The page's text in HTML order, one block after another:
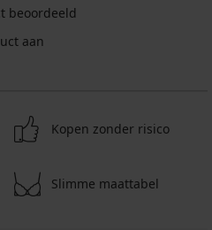
beoordeeld
aan
Kopen zonder risico
Slimme maattabel